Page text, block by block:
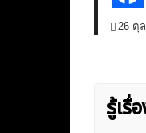
26 ตุ
รู้เรื่